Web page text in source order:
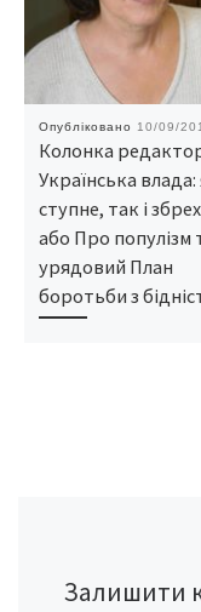
Опубліковано 10/09/
Колонка
Українська влада:
ступне, так і
або Про популізм
урядовий План
боротьби з
Залишити